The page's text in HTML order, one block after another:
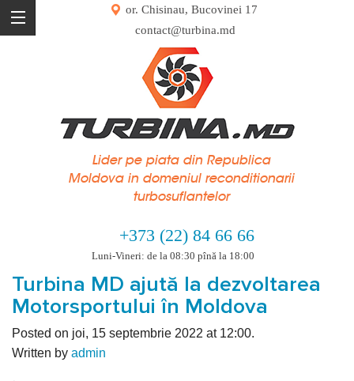
or. Chisinau, Bucovinei 17
contact@turbina.md
Lider pe piata din Republica
Moldova in domeniul reconditionarii
turbosuflantelor
+373 (22) 84 66 66
Luni-Vineri: de la 08:30 pînă la 18:00
Turbina MD ajută la dezvoltarea
Motorsportului în Moldova
Posted on joi, 15 septembrie 2022 at 12:00.
Written by admin